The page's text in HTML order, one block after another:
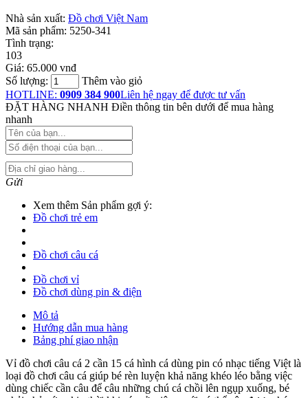
Nhà sản xuất: Đồ chơi Việt Nam
Mã sản phẩm: 5250-341
Tình trạng:
103
Giá: 65.000 vnđ
Số lượng:
Thêm vào giỏ
HOTLINE: 0909 384 900Liên hệ ngay để được tư vấn
ĐẶT HÀNG NHANH Điền thông tin bên dưới để mua hàng
nhanh
Gửi
Xem thêm Sản phẩm gợi ý:
Đồ chơi trẻ em
Đồ chơi câu cá
Đồ chơi vỉ
Đồ chơi dùng pin & điện
Mô tả
Hướng dẫn mua hàng
Bảng phí giao nhận
Vỉ đồ chơi câu cá 2 cần 15 cá hình cá dùng pin có nhạc tiếng Việt là
loại đồ chơi câu cá giúp bé rèn luyện khả năng khéo léo bằng việc
dùng chiếc cần câu để câu những chú cá chồi lên ngụp xuống, bé